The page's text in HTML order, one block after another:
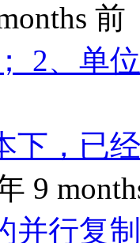
前
2、单
下，已
9
并行复